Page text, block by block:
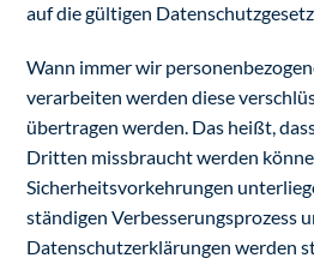
auf die gültigen
Wann immer wir
verarbeiten werden diese
übertragen werden. Das heißt,
Dritten missbraucht werden
Sicherheitsvorkehrungen
ständigen Verbesserungsprozess
Datenschutzerklärungen werden